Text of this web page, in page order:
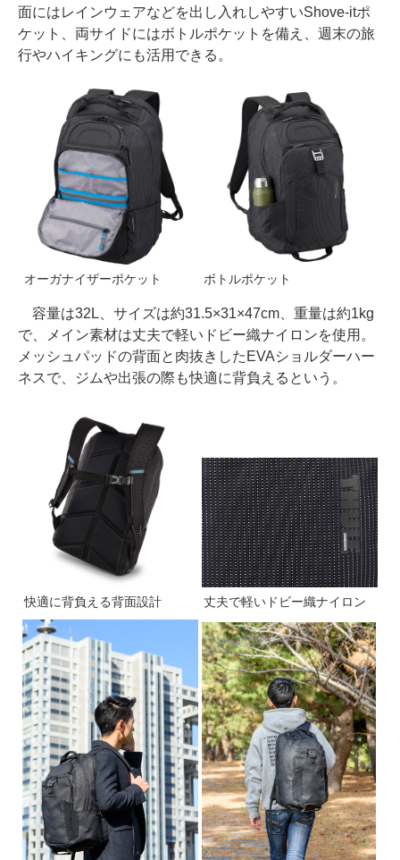
面にはレインウェアなどを出し入れしやすいShove-itポ
ケット、両サイドにはボトルポケットを備え、週末の旅
行やハイキングにも活用できる。
オーガナイザーポケット ボトルポケット
容量は32L、サイズは約31.5×31×47cm、重量は約1kg
で、メイン素材は丈夫で軽いドビー織ナイロンを使用。
メッシュパッドの背面と肉抜きしたEVAショルダーハー
ネスで、ジムや出張の際も快適に背負えるという。
快適に背負える背面設計 丈夫で軽いドビー織ナイロン